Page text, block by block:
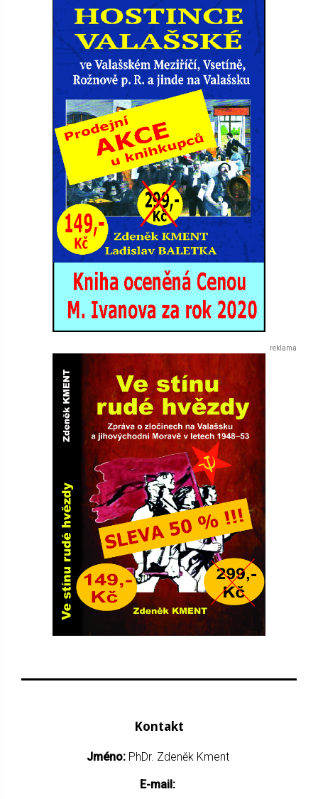
Kontakt
Jméno: PhDr. Zdeněk Kment
E-mail: